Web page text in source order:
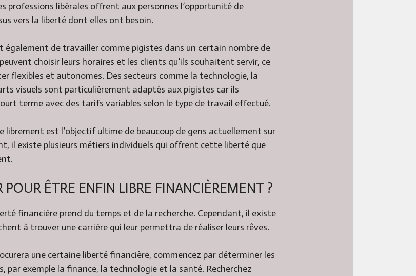
professions libérales offrent aux personnes l’opportunité de
vers la liberté dont elles ont besoin.
également de travailler comme pigistes dans un certain nombre de
choisir leurs horaires et les clients qu’ils souhaitent servir, ce
flexibles et autonomes. Des secteurs comme la technologie, la
visuels sont particulièrement adaptés aux pigistes car ils
terme avec des tarifs variables selon le type de travail effectué.
librement est l’objectif ultime de beaucoup de gens actuellement sur
il existe plusieurs métiers individuels qui offrent cette liberté que
ÊTRE ENFIN LIBRE FINANCIÈREMENT ?
financière prend du temps et de la recherche. Cependant, il existe
à trouver une carrière qui leur permettra de réaliser leurs rêves.
une certaine liberté financière, commencez par déterminer les
par exemple la finance, la technologie et la santé. Recherchez